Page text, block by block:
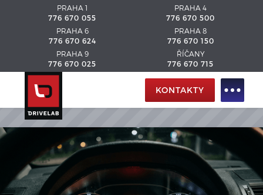
PRAHA 1
776 670 055
PRAHA 4
776 670 500
PRAHA 6
776 670 624
PRAHA 8
776 670 150
PRAHA 9
776 670 025
ŘÍČANY
776 670 715
KONTAKTY